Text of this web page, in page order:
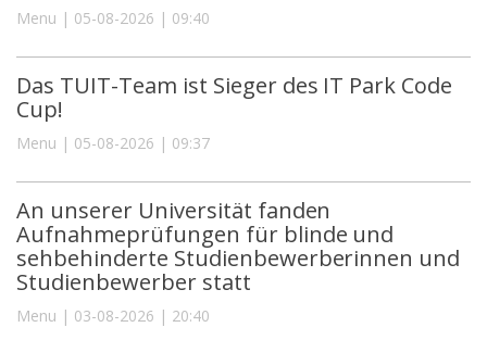
Menu | 05-08-2026 | 09:40
Das TUIT-Team ist Sieger des IT Park Code
Cup!
Menu | 05-08-2026 | 09:37
An unserer Universität fanden
Aufnahmeprüfungen für blinde und
sehbehinderte Studienbewerberinnen und
Studienbewerber statt
Menu | 03-08-2026 | 20:40